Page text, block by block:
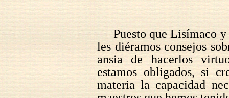
Puesto que Lisímaco
les diéramos consejos
ansia de hacerlos
estamos obligados, si
materia la capacidad